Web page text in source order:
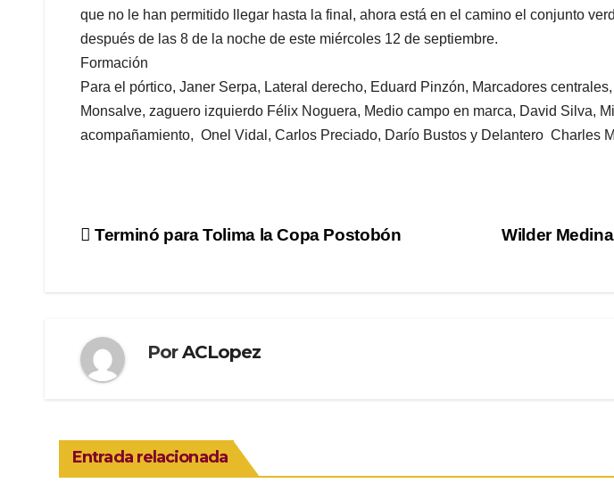
que no le han permitido llegar hasta la final, ahora está en el camino el conjunto
después de las 8 de la noche de este miércoles 12 de septiembre.
Formación
Para el pórtico, Janer Serpa, Lateral derecho, Eduard Pinzón, Marcadores
Monsalve, zaguero izquierdo Félix Noguera, Medio campo en marca, David Silva,
acompañamiento, Onel Vidal, Carlos Preciado, Darío Bustos y Delantero Charles
Navegación
Wilder
Terminó para Tolima la Copa Postobón
PorACLopez
Entrada relacionada